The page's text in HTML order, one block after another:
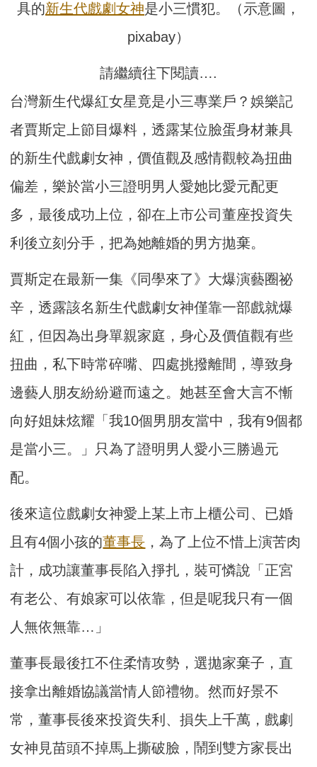
具的新生代戲劇女神是小三慣犯。（示意圖，
pixabay）
請繼續往下閱讀….
台灣新生代爆紅女星竟是小三專業戶？娛樂記
者賈斯定上節目爆料，透露某位臉蛋身材兼具
的新生代戲劇女神，價值觀及感情觀較為扭曲
偏差，樂於當小三證明男人愛她比愛元配更
多，最後成功上位，卻在上市公司董座投資失
利後立刻分手，把為她離婚的男方拋棄。
賈斯定在最新一集《同學來了》大爆演藝圈祕
辛，透露該名新生代戲劇女神僅靠一部戲就爆
紅，但因為出身單親家庭，身心及價值觀有些
扭曲，私下時常碎嘴、四處挑撥離間，導致身
邊藝人朋友紛紛避而遠之。她甚至會大言不慚
向好姐妹炫耀「我10個男朋友當中，我有9個都
是當小三。」只為了證明男人愛小三勝過元
配。
後來這位戲劇女神愛上某上市上櫃公司、已婚
且有4個小孩的董事長 ，為了上位不惜上演苦肉
計，成功讓董事長陷入掙扎，裝可憐說「正宮
有老公、有娘家可以依靠，但是呢我只有一個
人無依無靠…」
董事長最後扛不住柔情攻勢，選拋家棄子，直
接拿出離婚協議當情人節禮物。然而好景不
常，董事長後來投資失利、損失上千萬，戲劇
女神見苗頭不掉馬上撕破臉，鬧到雙方家長出